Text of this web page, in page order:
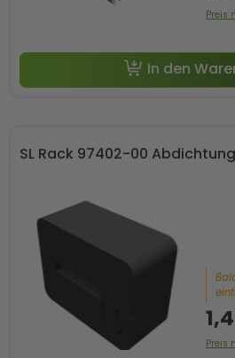
Preis
In den
SL Rack 97402-00
Preis